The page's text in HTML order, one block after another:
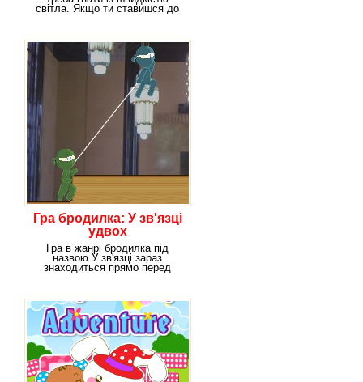
світла. Якщо ти ставишся до
Гра бродилка: У зв'язці
удвох
Гра в жанрі бродилка під
назвою У зв'язці зараз
знаходиться прямо перед